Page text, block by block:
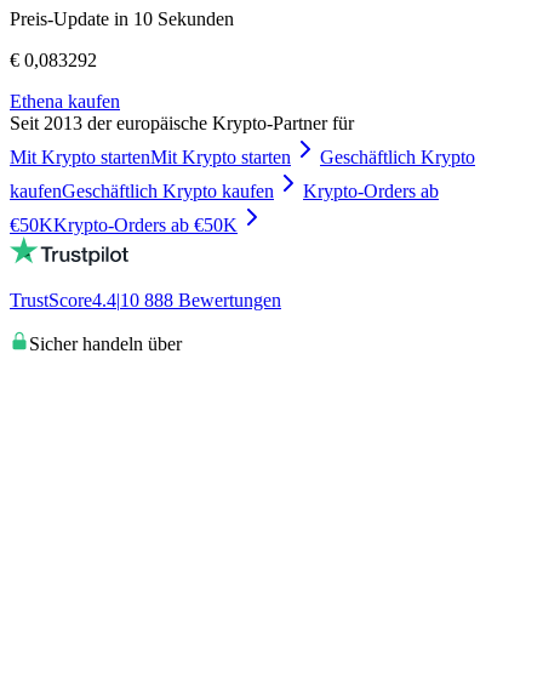
Preis-Update in 10 Sekunden
€ 0,083292
Ethena kaufen
Seit 2013 der europäische Krypto-Partner für
Mit Krypto startenMit Krypto starten
Geschäftlich Krypto
kaufenGeschäftlich Krypto kaufen
Krypto-Orders ab
€50KKrypto-Orders ab €50K
TrustScore4.4|10 888 Bewertungen
Sicher handeln über